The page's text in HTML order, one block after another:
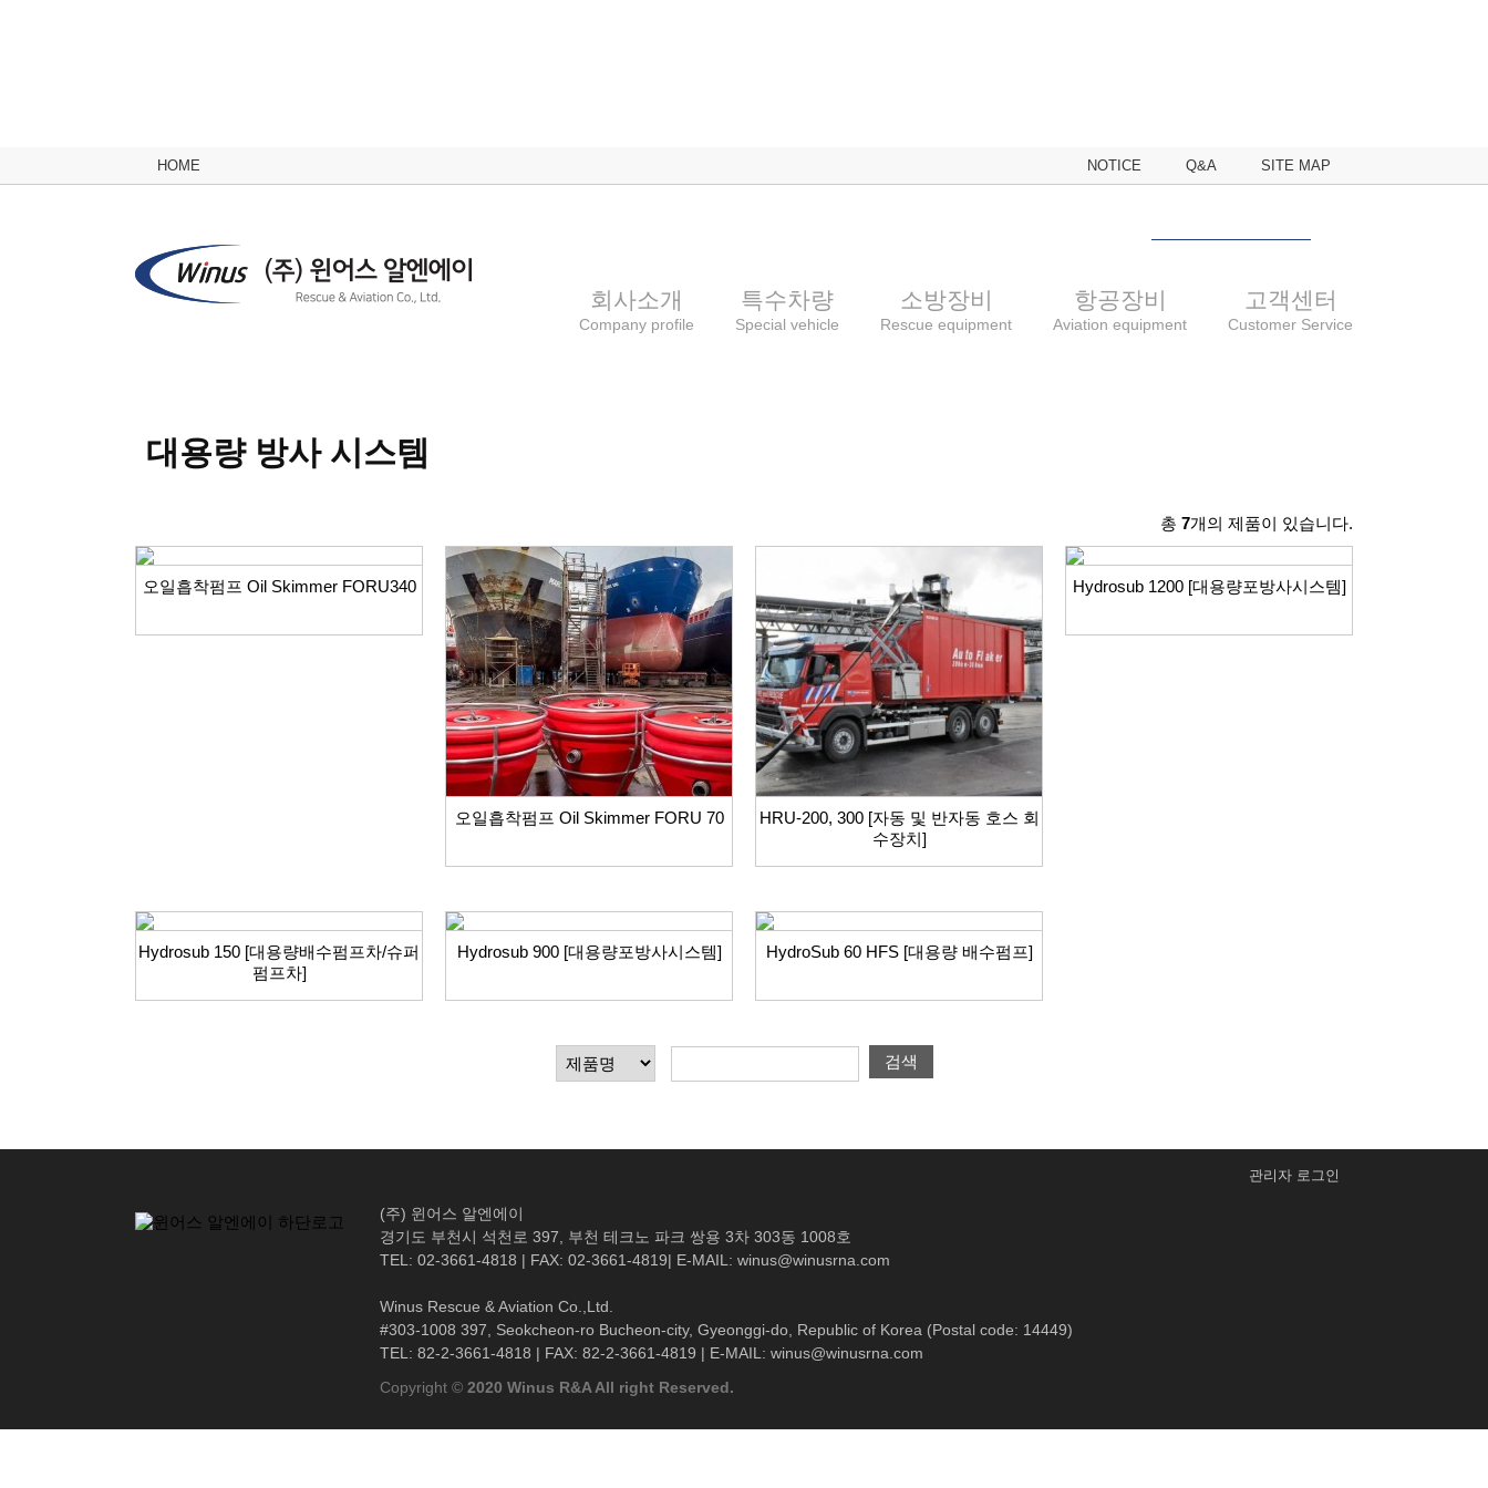
HOME NOTICE Q&A SITE MAP
회사소개
Company profile
특수차량
Special vehicle
소방장비
Rescue equipment
항공장비
Aviation equipment
고객센터
Customer Service
대용량 방사 시스템
총 7개의 제품이 있습니다.
오일흡착펌프 Oil Skimmer FORU340
오일흡착펌프 Oil Skimmer FORU 70
HRU-200, 300 [자동 및 반자동 호스 회
수장치]
Hydrosub 1200 [대용량포방사시스템]
Hydrosub 150 [대용량배수펌프차/슈퍼
펌프차]
Hydrosub 900 [대용량포방사시스템] HydroSub 60 HFS [대용량 배수펌프]
검색
관리자 로그인
(주) 윈어스 알엔에이
경기도 부천시 석천로 397, 부천 테크노 파크 쌍용 3차 303동 1008호
TEL: 02-3661-4818 | FAX: 02-3661-4819| E-MAIL: winus@winusrna.com
Winus Rescue & Aviation Co.,Ltd.
#303-1008 397, Seokcheon-ro Bucheon-city, Gyeonggi-do, Republic of Korea (Postal code: 14449)
TEL: 82-2-3661-4818 | FAX: 82-2-3661-4819 | E-MAIL: winus@winusrna.com
Copyright © 2020 Winus R&A All right Reserved.